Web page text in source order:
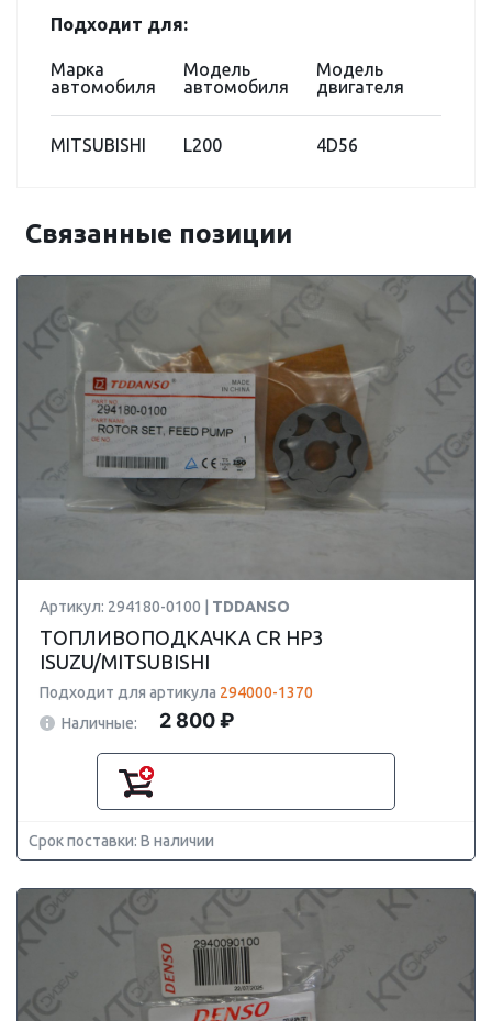
Подходит для:
Марка
автомобиля
Модель
автомобиля
Модель
двигателя
MITSUBISHI L200 4D56
Связанные позиции
Артикул: 294180-0100 | TDDANSO
ТОПЛИВОПОДКАЧКА CR HP3
ISUZU/MITSUBISHI
Подходит для артикула 294000-1370
Наличные:
2 800 ₽
Срок поставки: В наличии